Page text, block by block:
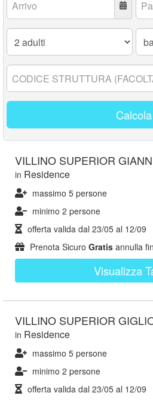
Adulti:
17
Codice
struttura:
Calcola
VILLINO SUPERIOR
in Residence
massimo 5 persone
minimo 2 persone
offerta valida dal 23/05 al 12/09
Prenota Sicuro Gratis annulla
Visualizza
VILLINO SUPERIOR
in Residence
massimo 5 persone
minimo 2 persone
offerta valida dal 23/05 al 12/09